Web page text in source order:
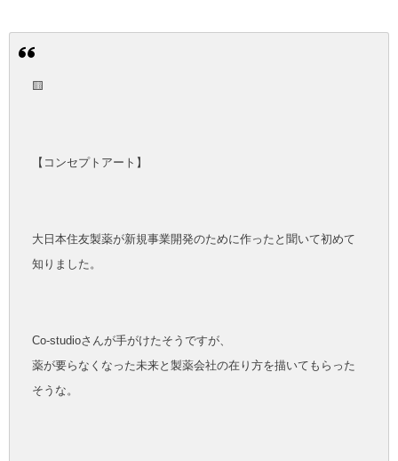
🟨
【コンセプトアート】
大日本住友製薬が新規事業開発のために作ったと聞いて初めて
知りました。
Co-studioさんが手がけたそうですが、
薬が要らなくなった未来と製薬会社の在り方を描いてもらった
そうな。